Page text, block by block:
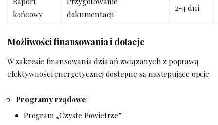
końcowy
dokumentacji
2-4 dni
Możliwości finansowania i dotacje
W zakresie finansowania działań związanych z poprawą
efektywności energetycznej dostępne są następujące opcje:
Programy rządowe:
Program „Czyste Powietrze”